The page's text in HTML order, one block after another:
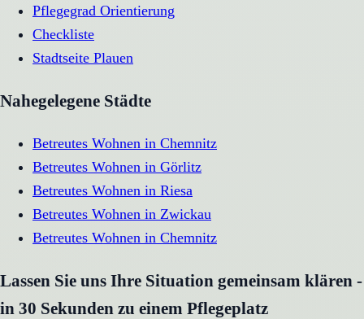
Pflegegrad Orientierung
Checkliste
Stadtseite Plauen
Nahegelegene Städte
Betreutes Wohnen in Chemnitz
Betreutes Wohnen in Görlitz
Betreutes Wohnen in Riesa
Betreutes Wohnen in Zwickau
Betreutes Wohnen in Chemnitz
Lassen Sie uns Ihre Situation gemeinsam klären -
in 30 Sekunden zu einem Pflegeplatz